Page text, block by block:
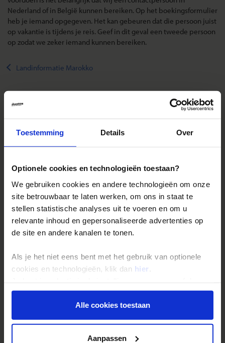
Toestemming Details Over
Optionele cookies en technologieën toestaan?
We gebruiken cookies en andere technologieën om onze
site betrouwbaar te laten werken, om ons in staat te
stellen statistische analyses uit te voeren en om u
relevante inhoud en gepersonaliseerde advertenties op
de site en andere kanalen te tonen.
Als je het niet eens bent met het gebruik van optionele
cookies en technologieën, klik dan hier
onder aan de pagina op elk gewenst moment voor de
toekomst wijzigen.Alle cookies toestaan
Aanpassen
Nederland of in België kunnen bereiken. Op het boekingsformulier
heb je iemand opgegeven. Het kan gebeuren dat die persoon juist
op vakantie is tijdens je reis. Geef in dit geval een tweede persoon
op zodat we zeker iemand kunnen bereiken.
Landinformatie Marokko
Duurzaam reizen
Reis- en annuleringsvoorwaarden
Veelgestelde vragen
Inloggen op mijn.Shoestring
Reisthema's
Groepsreizen
Single reizen
Gegarandeerde reizen